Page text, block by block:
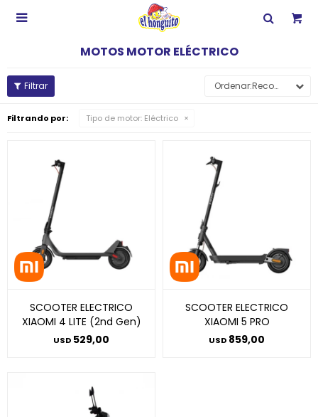

MOTOS MOTOR ELÉCTRICO
Recomendados
Filtrando por: Tipo de motor: Eléctrico
SCOOTER ELECTRICO
XIAOMI 4 LITE (2nd Gen)
USD 529,00
SCOOTER ELECTRICO
XIAOMI 5 PRO
USD 859,00